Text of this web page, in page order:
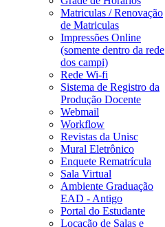
Matriculas / Renovação
de Matriculas
Impressões Online
(somente dentro da rede
dos campi)
Rede Wi-fi
Sistema de Registro da
Produção Docente
Webmail
Workflow
Revistas da Unisc
Mural Eletrônico
Enquete Rematrícula
Sala Virtual
Ambiente Graduação
EAD - Antigo
Portal do Estudante
Locação de Salas e